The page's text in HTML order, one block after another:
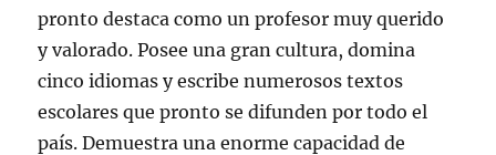
pronto destaca como un profesor muy querido
y valorado. Posee una gran cultura, domina
cinco idiomas y escribe numerosos textos
escolares que pronto se difunden por todo el
país. Demuestra una enorme capacidad de